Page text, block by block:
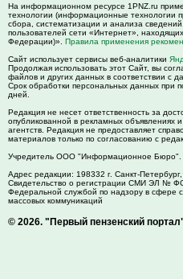
На информационном ресурсе 1PNZ.ru
технологии (информационные технологии
сбора, систематизации и анализа
пользователей сети «Интернет»,
Федерации)». Правила применения
Сайт использует сервисы веб-аналитики
Продолжая использовать этот Сайт, вы
файлов и других данных в соответствии с
Срок обработки персональных данных при
дней.
Редакция не несет ответственность за
опубликованной в рекламных
агентств. Редакция не предоставляет
материалов только по согласованию с
Учредитель ООО "Информационное
Адрес редакции: 198332 г. Санкт-Петербург,
Свидетельство о регистрации СМИ ЭЛ №
Федеральной службой по надзору в сфере
массовых коммуникаций
© 2026. "Первый пензенский